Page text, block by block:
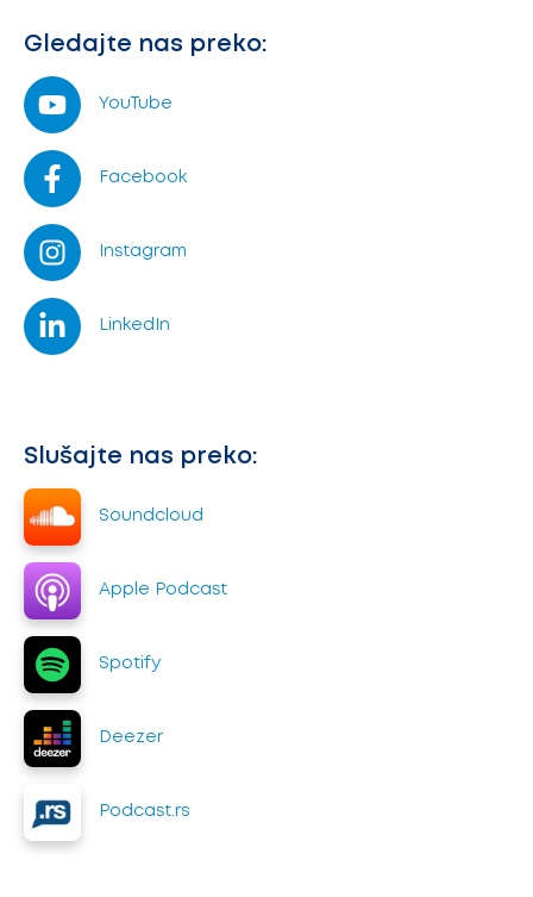
Gledajte nas preko:
YouTube
Facebook
Instagram
LinkedIn
Slušajte nas preko:
Soundcloud
Apple Podcast
Spotify
Deezer
Podcast.rs